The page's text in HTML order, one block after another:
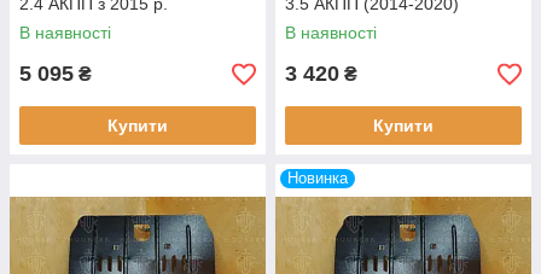
В наявності
5 095 ₴
Купити
В наявності
3 420 ₴
Купити
Новинка